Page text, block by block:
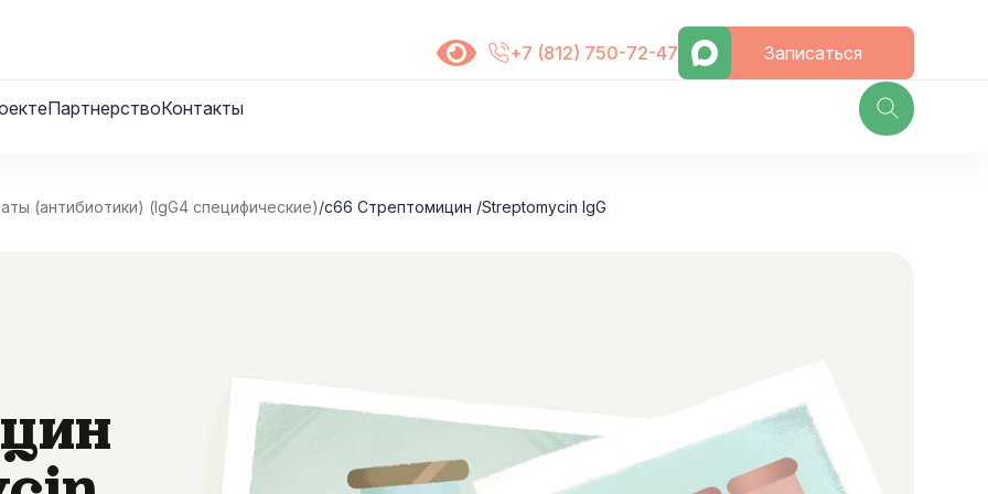
+7 (812) 750-72-47 Записаться
ПартнерствоКонтакты
(антибиотики) (IgG4 специфические)/c66 Стрептомицин /Streptomycin IgG